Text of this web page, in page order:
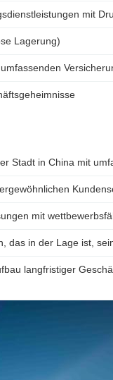
mit
Lagerung)
Stadt in China mit
mit
das in der Lage ist,
langfristiger